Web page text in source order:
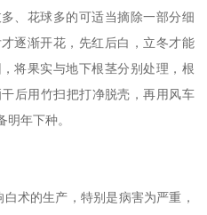
、花球多的可适当摘除一部分细
逐渐开花，先红后白，立冬才能
将果实与地下根茎分别处理，根
后用竹扫把打净脱壳，再用风车
年下种。
术的生产，特别是病害为严重，